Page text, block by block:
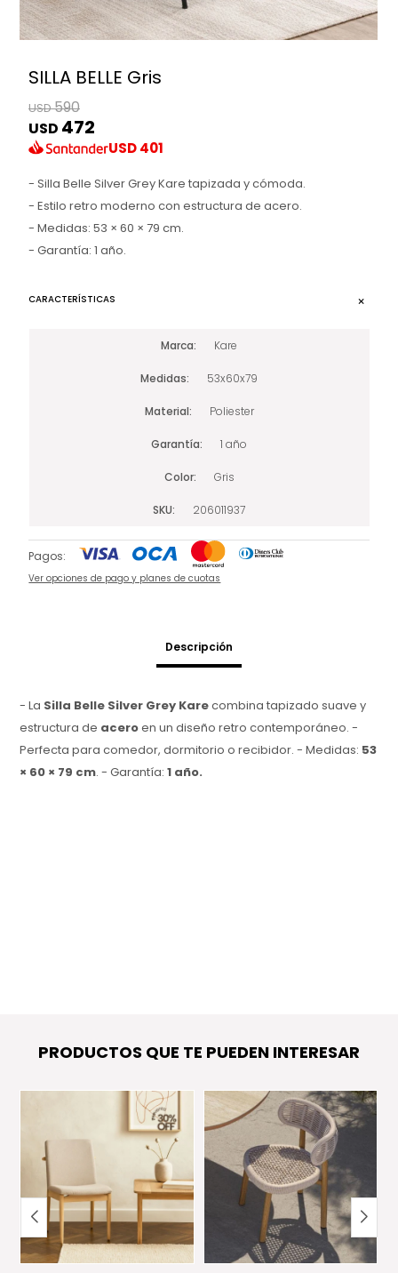
SILLA BELLE Gris
USD590
USD 472
USD401
- Silla Belle Silver Grey Kare tapizada y cómoda.
- Estilo retro moderno con estructura de acero.
- Medidas: 53 × 60 × 79 cm.
- Garantía: 1 año.
CARACTERÍSTICAS
Marca Kare
Medidas 53x60x79
Material Poliester
Garantía 1 año
Color Gris
SKU 206011937
Pagos:
Ver opciones de pago y planes de cuotas
Descripción
- La Silla Belle Silver Grey Karecombina tapizado suave y
estructura de aceroen un diseño retro contemporáneo. -
Perfecta para comedor, dormitorio o recibidor. - Medidas: 53
× 60 × 79 cm. - Garantía:1 año.
PRODUCTOS QUE TE PUEDEN INTERESAR